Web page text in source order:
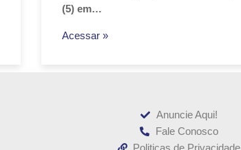
(5) em…
Acessar »
Anuncie Aqui!
Fale Conosco
Politicas de Privacidade